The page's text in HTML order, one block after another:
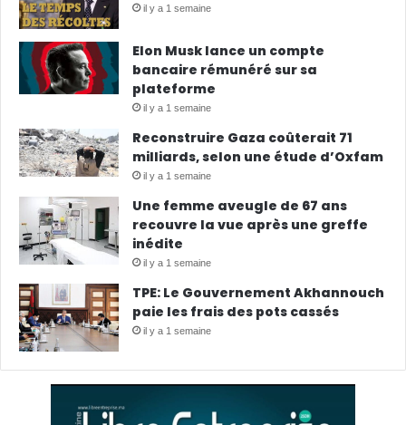
il y a 1 semaine
Elon Musk lance un compte
bancaire rémunéré sur sa
plateforme
il y a 1 semaine
Reconstruire Gaza coûterait 71
milliards, selon une étude d’Oxfam
il y a 1 semaine
Une femme aveugle de 67 ans
recouvre la vue après une greffe
inédite
il y a 1 semaine
TPE: Le Gouvernement Akhannouch
paie les frais des pots cassés
il y a 1 semaine